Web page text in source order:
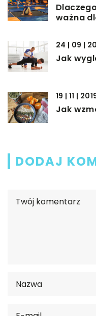
ważna
24 | 09 |
Jak
19 | 11 |
Jak
DODAJ